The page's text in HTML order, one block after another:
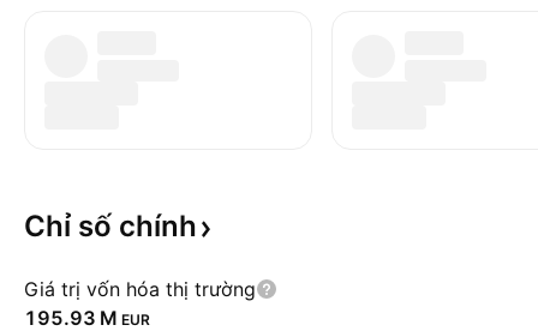
Chỉ số chính
Giá trị vốn hóa thị trường
‪195.93 M‬ EUR